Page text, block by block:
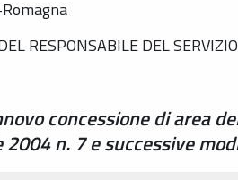
RESPONSABILE DEL
concessione di area
2004 n. 7 e successive